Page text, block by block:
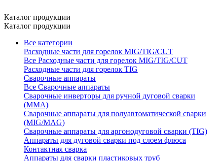
Каталог продукции
Каталог продукции
Все категории
Расходные части для горелок MIG/TIG/CUT
Все Расходные части для горелок MIG/TIG/CUT
Расходные части для горелок TIG
Сварочные аппараты
Все Сварочные аппараты
Сварочные инверторы для ручной дуговой сварки
(MMA)
Сварочные аппараты для полуавтоматической сварки
(MIG/MAG)
Сварочные аппараты для аргонодуговой сварки (TIG)
Аппараты для дуговой сварки под слоем флюса
Контактная сварка
Аппараты для сварки пластиковых труб